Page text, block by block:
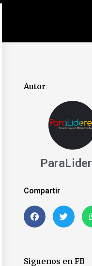
Autor
Compartir
Siguenos en FB